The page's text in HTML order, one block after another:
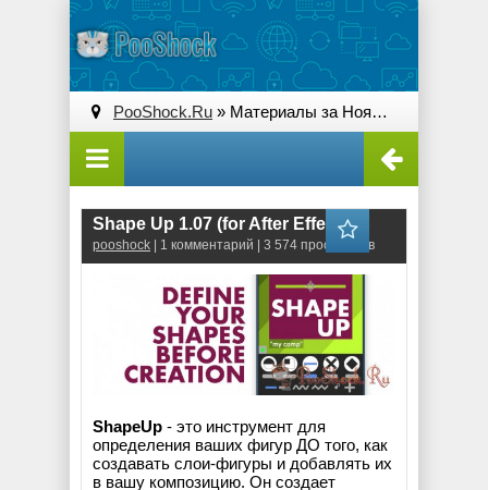
PooShock.Ru » Материалы за Ноябрь 2020 года » Страница 3
Shape Up 1.07 (for After Effects)
pooshock | 1 комментарий | 3 574 просмотров
ShapeUp - это инструмент для
определения ваших фигур ДО того, как
создавать слои-фигуры и добавлять их
в вашу композицию. Он создает